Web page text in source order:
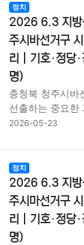
정치
2026 6.3 지방
주시바선거구
리｜기호·정당
명)
충청북 청주시바
선출하는 중요
2026-05-23
정치
2026 6.3 지방
주시마선거구
리｜기호·정당
명)